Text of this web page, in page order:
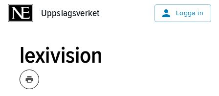
Uppslagsverket Logga in
lexivision